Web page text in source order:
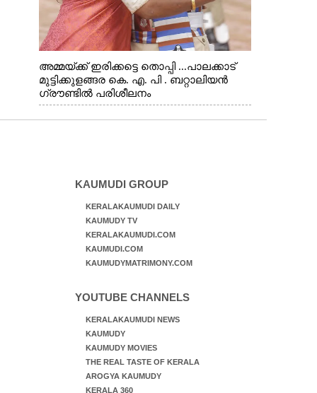
അമ്മയ്ക്ക് ഇരിക്കട്ടെ തൊപ്പി ...പാലക്കാട്
മുട്ടിക്കുളങ്ങര കെ. എ. പി . ബറ്റാലിയൻ
ഗ്രൗണ്ടിൽ പരിശീലനം
KAUMUDI GROUP
KERALAKAUMUDI DAILY
KAUMUDY TV
KERALAKAUMUDI.COM
KAUMUDI.COM
KAUMUDYMATRIMONY.COM
YOUTUBE CHANNELS
KERALAKAUMUDI NEWS
KAUMUDY
KAUMUDY MOVIES
THE REAL TASTE OF KERALA
AROGYA KAUMUDY
KERALA 360